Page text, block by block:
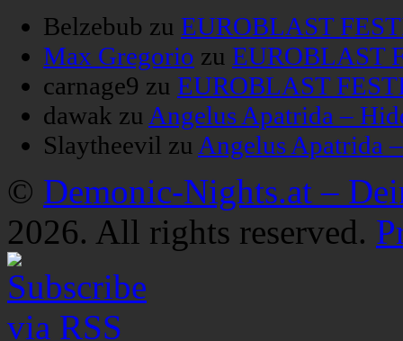
Belzebub zu EUROBLAST
Max Gregorio zu EUROBLAST
carnage9 zu EUROBLAST
dawak zu Angelus Apatrida –
Slaytheevil zu Angelus Apatrida
© Demonic-Nights.at –
2026. All rights reserved.